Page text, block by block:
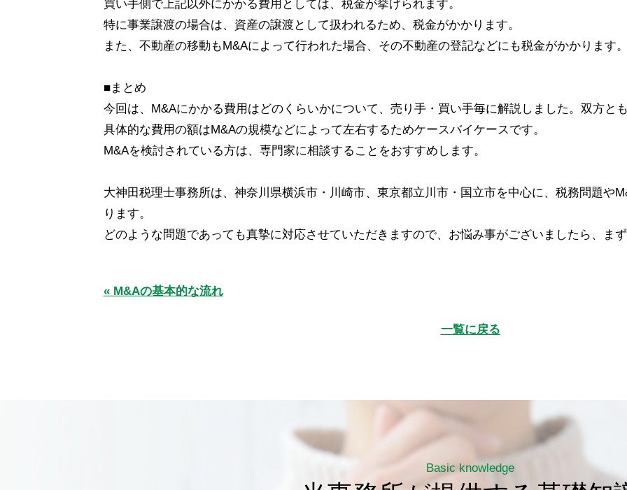
買い手側で上記以外にかかる費用としては、税金が挙げられます。
特に事業譲渡の場合は、資産の譲渡として扱われるため、税金がかかります。
また、不動産の移動もM&Aによって行われた場合、その不動産の登記などにも税金がかかります
■まとめ
今回は、M&Aにかかる費用はどのくらいかについて、売り手・買い手毎に解説しました。双方と
具体的な費用の額はМ&Aの規模などによって左右するためケースバイケースです。
М&Aを検討されている方は、専門家に相談することをおすすめします。
大神田税理士事務所は、神奈川県横浜市・川崎市、東京都立川市・国立市を中心に、税務問題や
ります。
どのような問題であっても真摯に対応させていただきますので、お悩み事がございましたら、ま
« M&Aの基本的な流れ
一覧に戻る
Basic knowledge